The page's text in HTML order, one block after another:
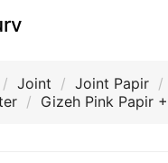
Joint Joint Papir
Gizeh Pink Papir